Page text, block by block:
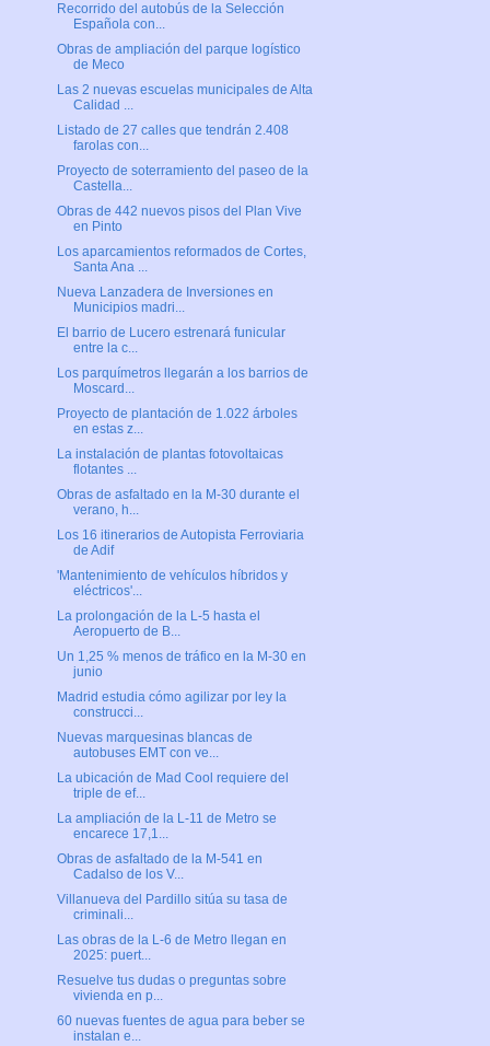
Recorrido del autobús de la Selección
Española con...
Obras de ampliación del parque logístico
de Meco
Las 2 nuevas escuelas municipales de Alta
Calidad ...
Listado de 27 calles que tendrán 2.408
farolas con...
Proyecto de soterramiento del paseo de la
Castella...
Obras de 442 nuevos pisos del Plan Vive
en Pinto
Los aparcamientos reformados de Cortes,
Santa Ana ...
Nueva Lanzadera de Inversiones en
Municipios madri...
El barrio de Lucero estrenará funicular
entre la c...
Los parquímetros llegarán a los barrios de
Moscard...
Proyecto de plantación de 1.022 árboles
en estas z...
La instalación de plantas fotovoltaicas
flotantes ...
Obras de asfaltado en la M-30 durante el
verano, h...
Los 16 itinerarios de Autopista Ferroviaria
de Adif
'Mantenimiento de vehículos híbridos y
eléctricos'...
La prolongación de la L-5 hasta el
Aeropuerto de B...
Un 1,25 % menos de tráfico en la M-30 en
junio
Madrid estudia cómo agilizar por ley la
construcci...
Nuevas marquesinas blancas de
autobuses EMT con ve...
La ubicación de Mad Cool requiere del
triple de ef...
La ampliación de la L-11 de Metro se
encarece 17,1...
Obras de asfaltado de la M-541 en
Cadalso de los V...
Villanueva del Pardillo sitúa su tasa de
criminali...
Las obras de la L-6 de Metro llegan en
2025: puert...
Resuelve tus dudas o preguntas sobre
vivienda en p...
60 nuevas fuentes de agua para beber se
instalan e...